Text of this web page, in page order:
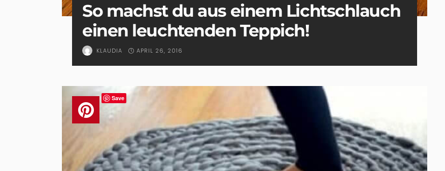
So machst du aus einem Lichtschlauch
einen leuchtenden Teppich!
KLAUDIA APRIL 26, 2016
Save